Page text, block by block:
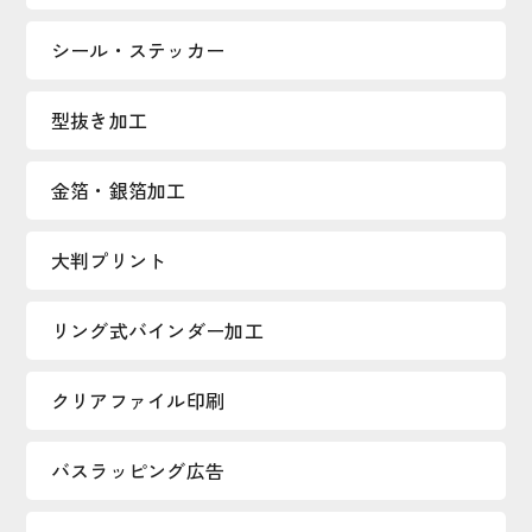
シール・ステッカー
型抜き加工
金箔・銀箔加工
大判プリント
リング式バインダー加工
クリアファイル印刷
バスラッピング広告